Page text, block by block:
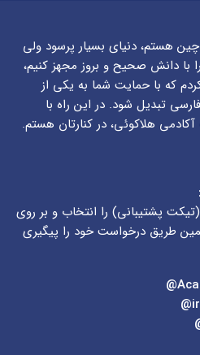
هستم، دنیای بسیار پرسود ولی
دانش صحیح و بروز مجهز کنیم،
که با حمایت شما به یکی از
تبدیل شود. در این راه با
هلاکوئی، در کنارتان هستم.
تیکت پشتیبانی) را انتخاب و بر روی
طریق درخواست خود را پیگیری